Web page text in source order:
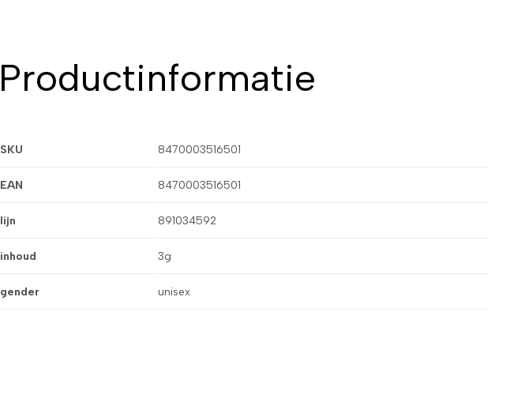
Productinformatie
SKU 8470003516501
EAN 8470003516501
lijn 891034592
inhoud 3g
gender unisex